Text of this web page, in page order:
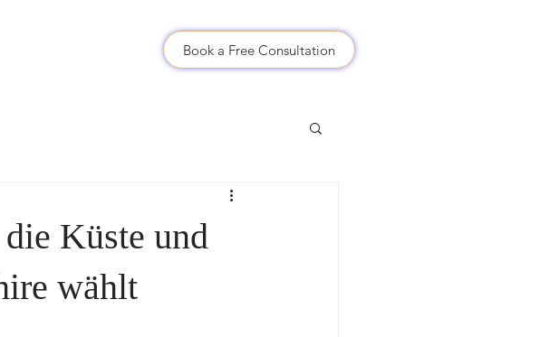
Book a Free Consultation
Küste und
wählt